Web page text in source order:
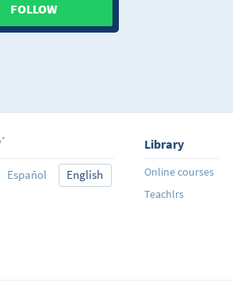
FOLLOW
Español English
Library
Online courses
Teachlrs